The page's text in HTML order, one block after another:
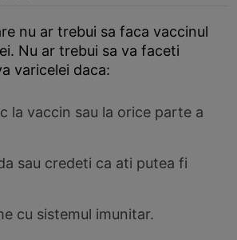
nu ar trebui sa faca vaccinul
Nu ar trebui sa va faceti
varicelei daca:
la vaccin sau la orice parte a
sau credeti ca ati putea fi
cu sistemul imunitar.